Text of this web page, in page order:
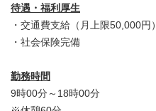
待遇・福利厚生
・交通費支給（月上限50,000円）
・社会保険完備
勤務時間
9時00分～18時00分